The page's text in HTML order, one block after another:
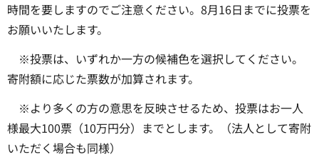
時間を要しますのでご注意ください。8月16日までに投票を
お願いいたします。
※投票は、いずれか一方の候補色を選択してください。
寄附額に応じた票数が加算されます。
※より多くの方の意思を反映させるため、投票はお一人
様最大100票（10万円分）までとします。（法人として寄附
いただく場合も同様）